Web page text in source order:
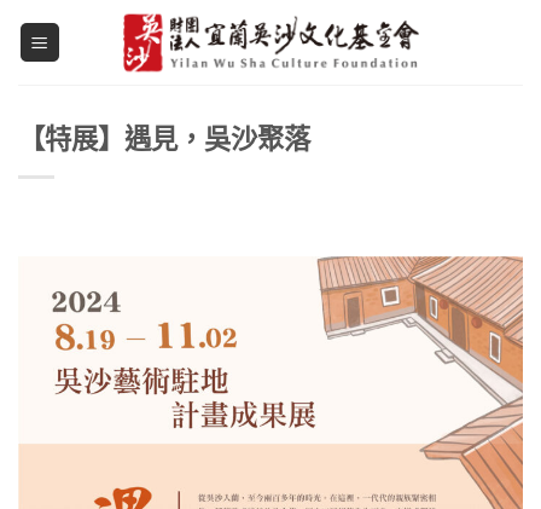
【特展】遇見，吳沙聚落